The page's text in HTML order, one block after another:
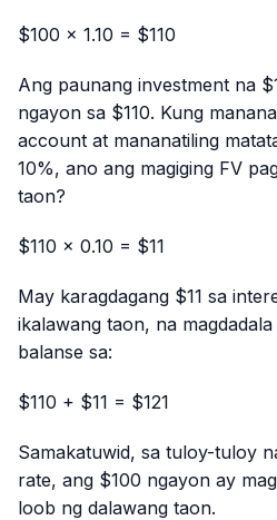
$100 × 1.10 = $110
Ang paunang investment na
ngayon sa $110. Kung
account at mananatiling
10%, ano ang magiging FV
taon?
$110 × 0.10 = $11
May karagdagang $11 sa
ikalawang taon, na
balanse sa:
$110 + $11 = $121
Samakatuwid, sa tuloy-tuloy
rate, ang $100 ngayon ay
loob ng dalawang taon.